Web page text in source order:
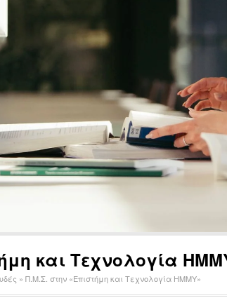
και Τεχνολογία
» Π.Μ.Σ. στην «Επιστήμη και Τεχνολογία ΗΜΜΥ»